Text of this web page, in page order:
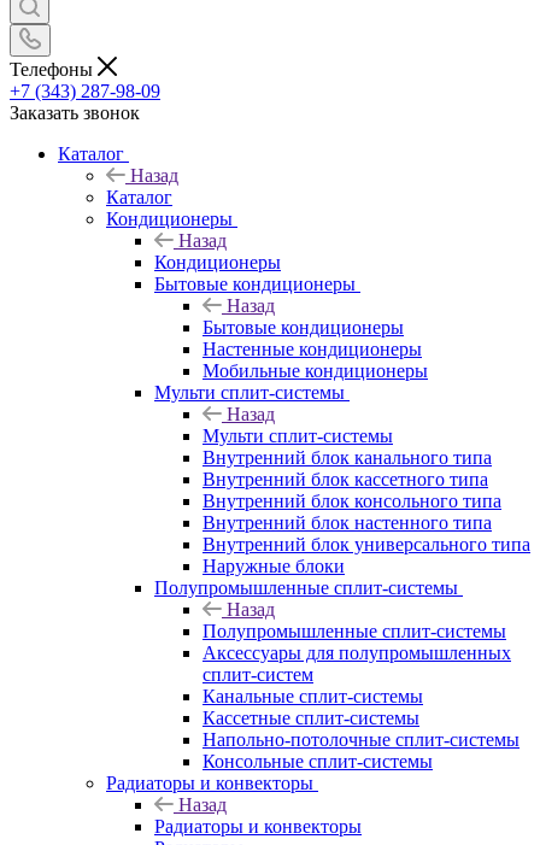
Телефоны
+7 (343) 287-98-09
Заказать звонок
Каталог
Назад
Каталог
Кондиционеры
Назад
Кондиционеры
Бытовые кондиционеры
Назад
Бытовые кондиционеры
Настенные кондиционеры
Мобильные кондиционеры
Мульти сплит-системы
Назад
Мульти сплит-системы
Внутренний блок канального типа
Внутренний блок кассетного типа
Внутренний блок консольного типа
Внутренний блок настенного типа
Внутренний блок универсального типа
Наружные блоки
Полупромышленные сплит-системы
Назад
Полупромышленные сплит-системы
Аксессуары для полупромышленных
сплит-систем
Канальные сплит-системы
Кассетные сплит-системы
Напольно-потолочные сплит-системы
Консольные сплит-системы
Радиаторы и конвекторы
Назад
Радиаторы и конвекторы